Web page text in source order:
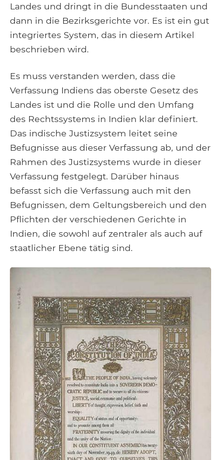
Landes und dringt in die Bundesstaaten und
dann in die Bezirksgerichte vor. Es ist ein gut
integriertes System, das in diesem Artikel
beschrieben wird.
Es muss verstanden werden, dass die
Verfassung Indiens das oberste Gesetz des
Landes ist und die Rolle und den Umfang
des Rechtssystems in Indien klar definiert.
Das indische Justizsystem leitet seine
Befugnisse aus dieser Verfassung ab, und der
Rahmen des Justizsystems wurde in dieser
Verfassung festgelegt. Darüber hinaus
befasst sich die Verfassung auch mit den
Befugnissen, dem Geltungsbereich und den
Pflichten der verschiedenen Gerichte in
Indien, die sowohl auf zentraler als auch auf
staatlicher Ebene tätig sind.